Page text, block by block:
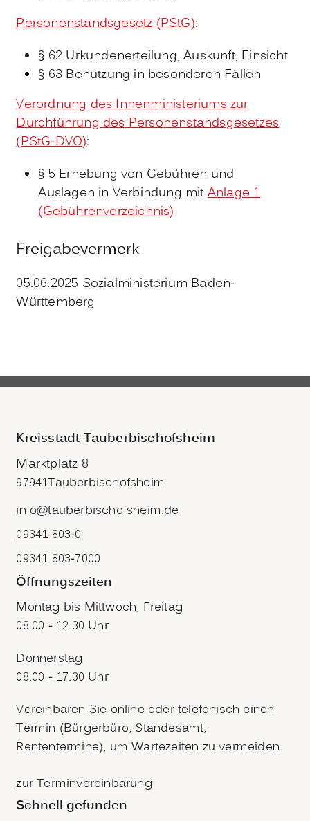
Personenstandsgesetz (PStG):
§ 62 Urkundenerteilung, Auskunft, Einsicht
§ 63 Benutzung in besonderen Fällen
Verordnung des Innenministeriums zur
Durchführung des Personenstandsgesetzes
(PStG-DVO):
§ 5 Erhebung von Gebühren und
Auslagen in Verbindung mitAnlage 1
(Gebührenverzeichnis)
Freigabevermerk
05.06.2025 Sozialministerium Baden-
Württemberg
Kreisstadt Tauberbischofsheim
Marktplatz 8
97941Tauberbischofsheim
info@tauberbischofsheim.de
09341 803-0
09341 803-7000
Öffnungszeiten
Montag bis Mittwoch, Freitag
08.00 - 12.30 Uhr
Donnerstag
08.00 - 17.30 Uhr
Vereinbaren Sie online oder telefonisch einen
Termin (Bürgerbüro, Standesamt,
Rententermine), um Wartezeiten zu vermeiden.
zur Terminvereinbarung
Schnell gefunden